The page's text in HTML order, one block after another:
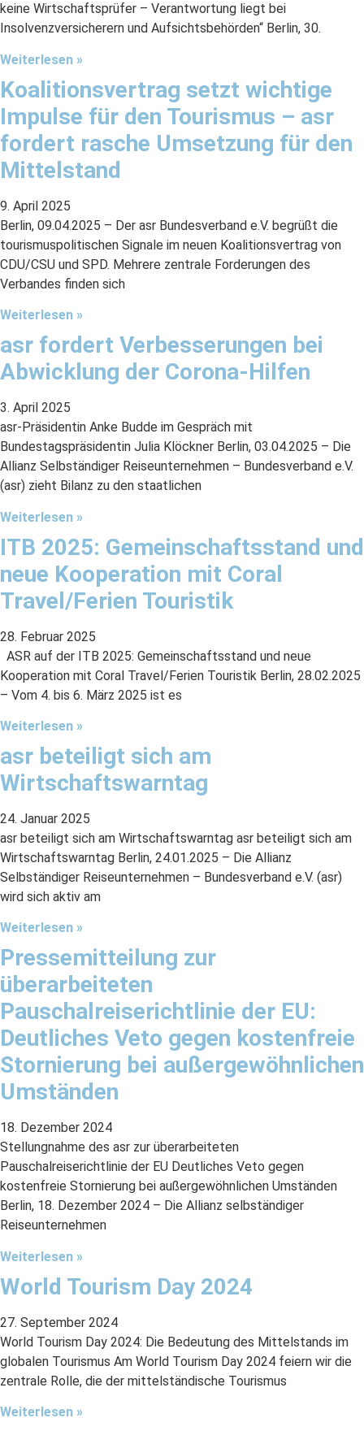
keine Wirtschaftsprüfer – Verantwortung liegt bei
Insolvenzversicherern und Aufsichtsbehörden“ Berlin, 30.
Weiterlesen »
Koalitionsvertrag setzt wichtige
Impulse für den Tourismus – asr
fordert rasche Umsetzung für den
Mittelstand
9. April 2025
Berlin, 09.04.2025 – Der asr Bundesverband e.V. begrüßt die
tourismuspolitischen Signale im neuen Koalitionsvertrag von
CDU/CSU und SPD. Mehrere zentrale Forderungen des
Verbandes finden sich
Weiterlesen »
asr fordert Verbesserungen bei
Abwicklung der Corona-Hilfen
3. April 2025
asr-Präsidentin Anke Budde im Gespräch mit
Bundestagspräsidentin Julia Klöckner Berlin, 03.04.2025 – Die
Allianz Selbständiger Reiseunternehmen – Bundesverband e.V.
(asr) zieht Bilanz zu den staatlichen
Weiterlesen »
ITB 2025: Gemeinschaftsstand und
neue Kooperation mit Coral
Travel/Ferien Touristik
28. Februar 2025
ASR auf der ITB 2025: Gemeinschaftsstand und neue
Kooperation mit Coral Travel/Ferien Touristik Berlin, 28.02.2025
– Vom 4. bis 6. März 2025 ist es
Weiterlesen »
asr beteiligt sich am
Wirtschaftswarntag
24. Januar 2025
asr beteiligt sich am Wirtschaftswarntag asr beteiligt sich am
Wirtschaftswarntag Berlin, 24.01.2025 – Die Allianz
Selbständiger Reiseunternehmen – Bundesverband e.V. (asr)
wird sich aktiv am
Weiterlesen »
Pressemitteilung zur
überarbeiteten
Pauschalreiserichtlinie der EU:
Deutliches Veto gegen kostenfreie
Stornierung bei außergewöhnlichen
Umständen
18. Dezember 2024
Stellungnahme des asr zur überarbeiteten
Pauschalreiserichtlinie der EU Deutliches Veto gegen
kostenfreie Stornierung bei außergewöhnlichen Umständen
Berlin, 18. Dezember 2024 – Die Allianz selbständiger
Reiseunternehmen
Weiterlesen »
World Tourism Day 2024
27. September 2024
World Tourism Day 2024: Die Bedeutung des Mittelstands im
globalen Tourismus Am World Tourism Day 2024 feiern wir die
zentrale Rolle, die der mittelständische Tourismus
Weiterlesen »